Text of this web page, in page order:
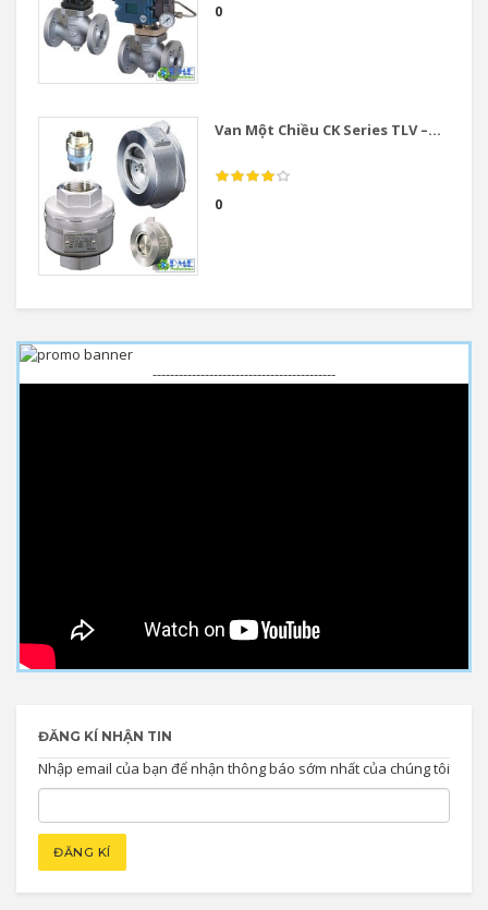
0
Van Một Chiều CK Series TLV –...
0
------------------------------------------
ĐĂNG KÍ NHẬN TIN
Nhập email của bạn để nhận thông báo sớm nhất của chúng tôi